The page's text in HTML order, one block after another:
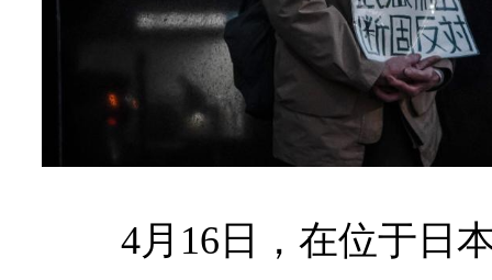
4月16日，在位于日